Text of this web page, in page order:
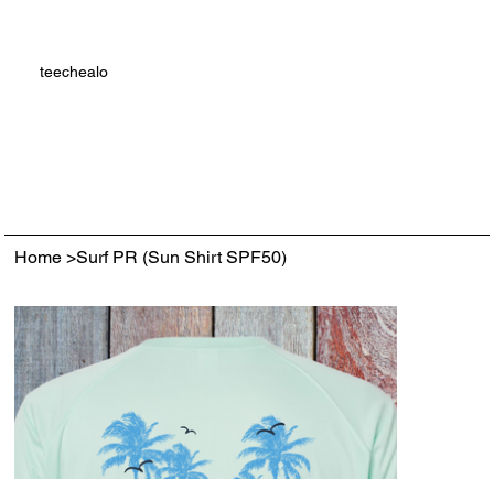
teechealo
Home >Surf PR (Sun Shirt SPF50)